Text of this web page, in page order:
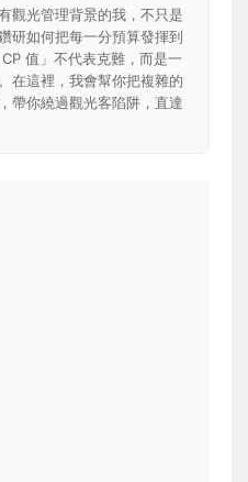
觀光管理背景的我，不只是
研如何把每一分預算發揮到
值」不代表克難，而是一
在這裡，我會幫你把複雜的
帶你繞過觀光客陷阱，直達